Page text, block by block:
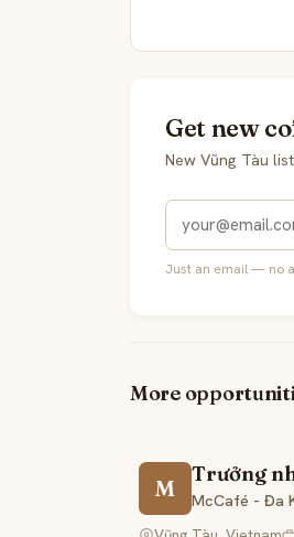
Get new
New Vũng Tàu
Just an email — no
More
M
Trưởng
McCafé - Đa